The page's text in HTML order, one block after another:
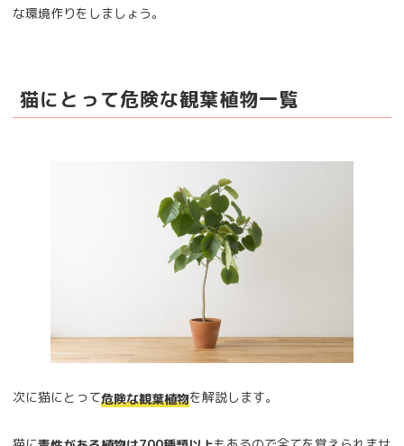
な環境作りをしましょう。
猫にとって危険な観葉植物一覧
次に猫にとって危険な観葉植物を解説します。